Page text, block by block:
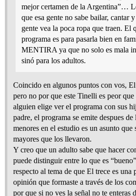
mejor certamen de la Argentina”…
que esa gente no sabe bailar, cantar
gente vea la poca ropa que traen. El
programa es para pasarla bien en
MENTIRA ya que no solo es mala
sinó para los adultos.
Coincido en algunos puntos con vos,
pero no por que este Tinelli es peor que
alguien elige ver el programa con sus
padre, el programa se emite despues
menores en el estudio es un asunto que
mayores que los llevaron.
Y creo que un adulto sabe que hacer
puede distinguir entre lo que es
respecto al tema de que El trece es una
opinión que formaste a través de los
por que si no ves la señal no te enteras